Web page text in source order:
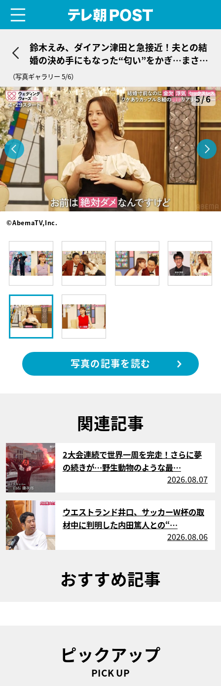
鈴木えみ、ダイアン津田と急接近！夫との結
婚の決め手にもなった“匂い”をかぎ…まさか
の展開
（写真ギャラリー 5/6）
5/6
©AbemaTV,Inc.
写真の記事を読む
関連記事
サムネイル
2大会連続で世界一周を完走！さらに夢
の続きが…野生動物のような最…
2026.08.07
サムネイル
ウエストランド井口、サッカーW杯の取
材中に判明した内田篤人との“…
2026.08.06
おすすめ記事
ピックアップ
PICK UP